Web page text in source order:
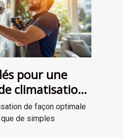
pour une
climatisation
de façon optimale
de simples